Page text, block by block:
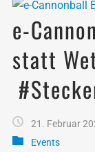
e-
statt
21. Februar
Events